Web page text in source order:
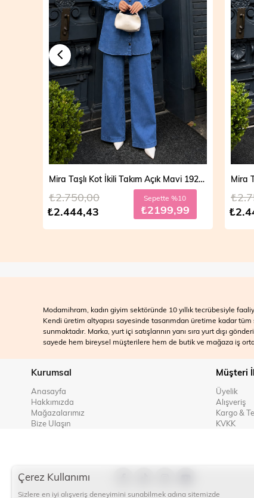
Mira Taşlı Kot İkili Takım Açık Mavi 19286
₺2.444,43
₺2.750,00 Sepette %10
₺2199,99
Modamihram, kadın giyim sektöründe 10 yıllık tecrübesiyle
Kendi üretim altyapısı sayesinde tasarımdan üretime kadar
sunmaktadır. Marka, yurt içi satışlarının yanı sıra yurt dışı
sayede hem bireysel müşterilere hem de butik ve mağaza iş
Kurumsal
Anasayfa
Hakkımızda
Mağazalarımız
Bize Ulaşın
Müşteri
Üyelik
Alışveriş
Kargo &
KVKK
Çerez Kullanımı
Sizlere en iyi alışveriş deneyimini sunabilmek adına sitemizde